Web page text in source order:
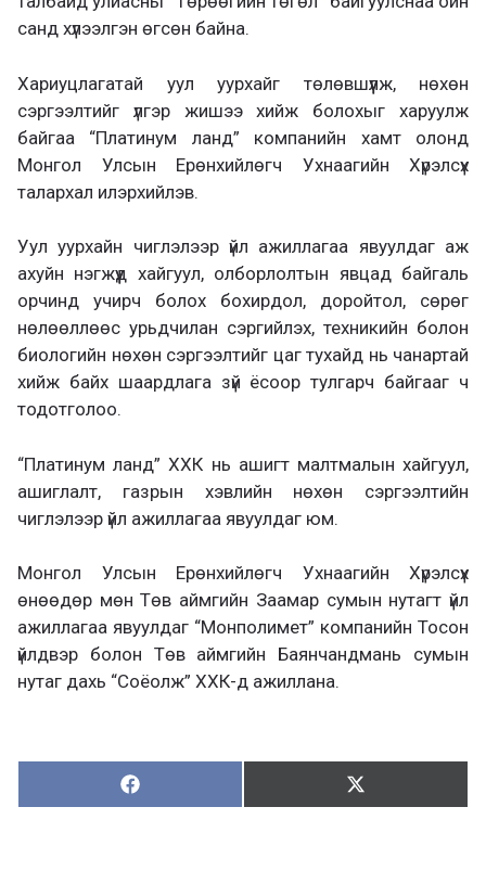
санд хүлээлгэн өгсөн байна.
Хариуцлагатай уул уурхайг төлөвшүүлж, нөхөн
сэргээлтийг үлгэр жишээ хийж болохыг харуулж
байгаа “Платинум ланд” компанийн хамт олонд
Монгол Улсын Ерөнхийлөгч Ухнаагийн Хүрэлсүх
талархал илэрхийлэв.
Уул уурхайн чиглэлээр үйл ажиллагаа явуулдаг аж
ахуйн нэгжүүд хайгуул, олборлолтын явцад байгаль
орчинд учирч болох бохирдол, доройтол, сөрөг
нөлөөллөөс урьдчилан сэргийлэх, техникийн болон
биологийн нөхөн сэргээлтийг цаг тухайд нь чанартай
хийж байх шаардлага зүй ёсоор тулгарч байгааг ч
тодотголоо.
“Платинум ланд” ХХК нь ашигт малтмалын хайгуул,
ашиглалт, газрын хэвлийн нөхөн сэргээлтийн
чиглэлээр үйл ажиллагаа явуулдаг юм.
Монгол Улсын Ерөнхийлөгч Ухнаагийн Хүрэлсүх
өнөөдөр мөн Төв аймгийн Заамар сумын нутагт үйл
ажиллагаа явуулдаг “Монполимет” компанийн Тосон
үйлдвэр болон Төв аймгийн Баянчандмань сумын
нутаг дахь “Соёолж” ХХК-д ажиллана.
Хуваалцах:
Х
у
Түгээх:
Т